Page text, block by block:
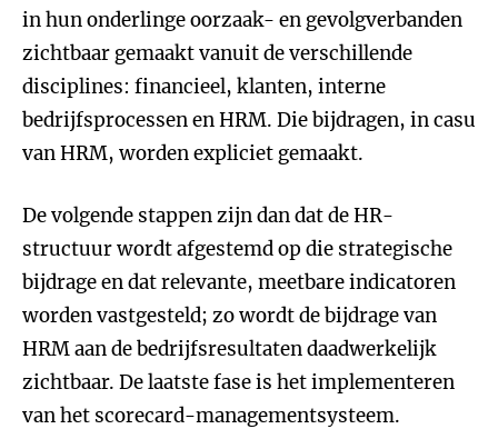
in hun onderlinge oorzaak- en gevolgverbanden
zichtbaar gemaakt vanuit de verschillende
disciplines: financieel, klanten, interne
bedrijfsprocessen en HRM. Die bijdragen, in casu
van HRM, worden expliciet gemaakt.
De volgende stappen zijn dan dat de HR-
structuur wordt afgestemd op die strategische
bijdrage en dat relevante, meetbare indicatoren
worden vastgesteld; zo wordt de bijdrage van
HRM aan de bedrijfsresultaten daadwerkelijk
zichtbaar. De laatste fase is het implementeren
van het scorecard-managementsysteem.